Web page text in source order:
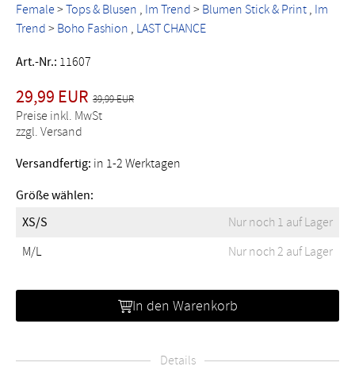
Female> Tops & Blusen Im Trend > Blumen Stick & Print Im
Trend > Boho Fashion LAST CHANCE
Art.-Nr.: 11607
29,99 EUR 39,99 EUR
Preise inkl. MwSt
zzgl. Versand
Versandfertig: in 1-2 Werktagen
Größe wählen:
XS/S
Nur noch 1 auf Lager
M/L
Nur noch 2 auf Lager
In den Warenkorb
Details